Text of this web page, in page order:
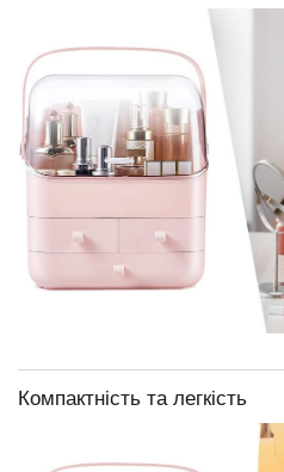
Компактність та легкість